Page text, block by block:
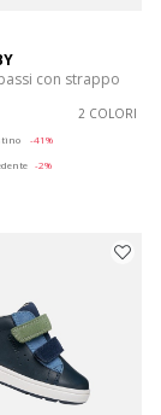
con strappo
2 COLORI
-41%
-2%